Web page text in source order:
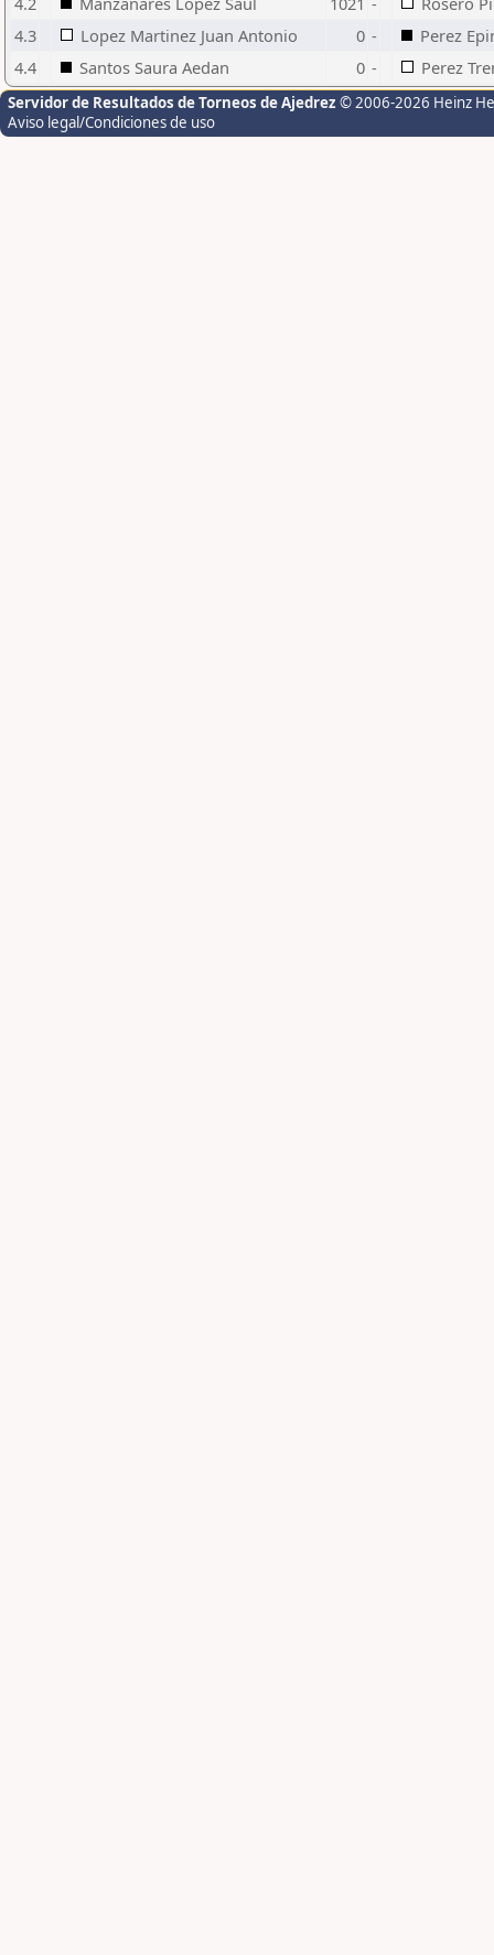
4.3
Lopez Martinez Juan Antonio 0 -
Perez
4.4
Santos Saura Aedan 0 - Perez
Servidor de Resultados de Torneos de Ajedrez © 2006-2026 Heinz
Aviso legal/Condiciones de uso